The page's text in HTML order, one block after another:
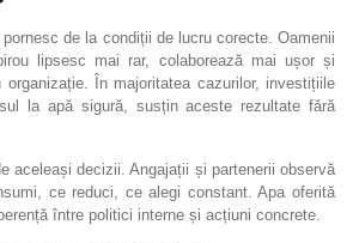
de la condiții de lucru corecte. Oamenii
lipsesc mai rar, colaborează mai ușor și
În majoritatea cazurilor, investițiile
la apă sigură, susțin aceste rezultate fără
aceleași decizii. Angajații și partenerii observă
ce reduci, ce alegi constant. Apa oferită
între politici interne și acțiuni concrete.